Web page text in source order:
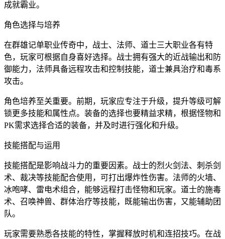
成就霸业。
角色选择与培养
在群雄记单职业传奇中，战士、法师、道士三大职业各有特
色，玩家可根据自身喜好选择。战士拥有强大的近战输出和防
御能力，法师具备远程攻击和控制技能，道士兼具治疗和毒系
攻击。
角色培养至关重要。前期，玩家应专注于升级，提升等级可解
锁更多技能和属性点。装备的选择也要精益求精，根据怪物和
PK需求选择合适的装备，并及时进行强化和升级。
技能搭配与运用
技能搭配是影响战斗力的重要因素。战士的烈火剑法、刺杀剑
术、裁决等技能配合使用，可打出爆炸性伤害。法师的火墙、
冰咆哮、雷电术组合，能够远程打击怪物和玩家。道士的施毒
术、召唤神兽、群体治疗等技能，既能输出伤害，又能辅助团
队。
玩家需要熟悉各技能的特性，掌握释放时机和连招技巧。在战